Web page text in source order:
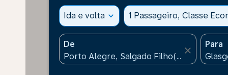
Ida e volta expand_more 1 Passageiro, Classe
De
close
Para